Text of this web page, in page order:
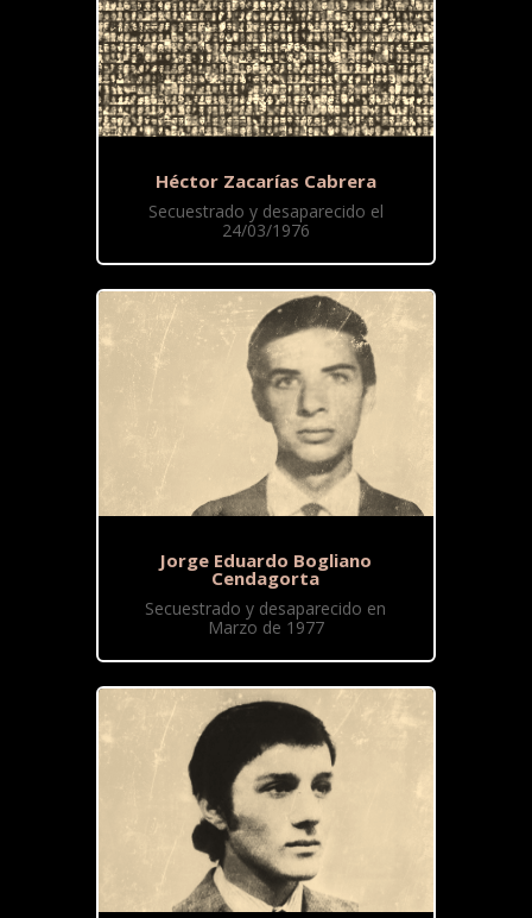
Héctor Zacarías Cabrera
Secuestrado y desaparecido el
24/03/1976
Jorge Eduardo Bogliano
Cendagorta
Secuestrado y desaparecido en
Marzo de 1977